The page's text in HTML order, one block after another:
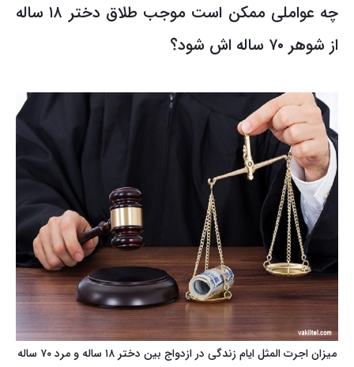
چه عواملی ممکن است موجب طلاق دختر ۱۸ ساله
از شوهر ۷۰ ساله اش شود؟
میزان اجرت المثل ایام زندگی در ازدواج بین دختر ۱۸ ساله و مرد ۷۰ ساله